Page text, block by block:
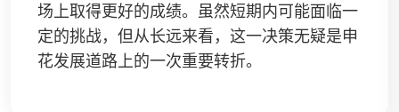
场上取得更好的成绩。虽然短期内可能面临一
定的挑战，但从长远来看，这一决策无疑是申
花发展道路上的一次重要转折。